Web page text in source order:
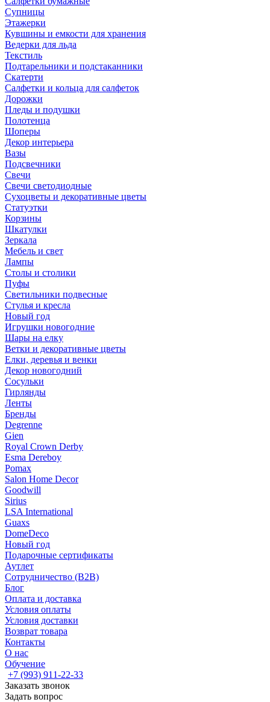
Супницы
Этажерки
Кувшины и емкости для хранения
Ведерки для льда
Текстиль
Подтарельники и подстаканники
Скатерти
Салфетки и кольца для салфеток
Дорожки
Пледы и подушки
Полотенца
Шоперы
Декор интерьера
Вазы
Подсвечники
Свечи
Свечи светодиодные
Сухоцветы и декоративные цветы
Статуэтки
Корзины
Шкатулки
Зеркала
Мебель и свет
Лампы
Столы и столики
Пуфы
Светильники подвесные
Стулья и кресла
Новый год
Игрушки новогодние
Шары на елку
Ветки и декоративные цветы
Елки, деревья и венки
Декор новогодний
Сосульки
Гирлянды
Ленты
Бренды
Degrenne
Gien
Royal Crown Derby
Esma Dereboy
Pomax
Salon Home Decor
Goodwill
Sirius
LSA International
Guaxs
DomeDeco
Новый год
Подарочные сертификаты
Аутлет
Сотрудничество (B2B)
Блог
Оплата и доставка
Условия оплаты
Условия доставки
Возврат товара
Контакты
О нас
Обучение
+7 (993) 911-22-33
Заказать звонок
Задать вопрос